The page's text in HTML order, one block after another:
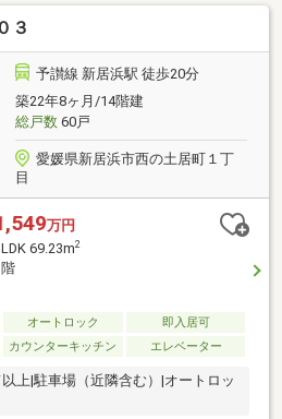
３
予讃線 新居浜駅 徒歩20分
築22年8ヶ月/14階建
総戸数60戸
愛媛県新居浜市西の土居町１丁
目
万円
69.23m2
オートロック
即入居可
カウンターキッチン エレベーター
上|駐車場（近隣含む）|オートロッ